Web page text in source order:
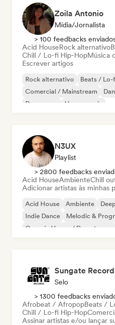
Zoila Antonio
Mídia/Jornalista
> 100 feedbacks
Acid HouseRock alternativo
Chill / Lo-fi Hip-HopMúsica
Escrever artigos
Rock alternativo Beats / Lo-
Comercial / Mainstream
Dream pop
House music
N3UX
Playlist
> 2800 feedbacks
Acid HouseAmbienteChill
Adicionar artistas às minhas
Acid House Ambiente
Indie Dance
Melodic &
Organic House / Downtempo
Sungate
Selo
> 1300 feedbacks
Afrobeat / AfropopBeats /
Chill / Lo-fi Hip-Hop
Assinar artistas e/ou lançar